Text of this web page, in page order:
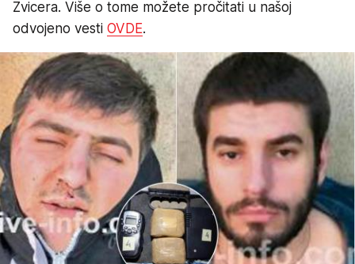
Zvicera. Više o tome možete pročitati u našoj
odvojeno vesti OVDE.